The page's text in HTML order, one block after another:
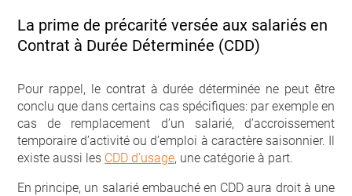
La prime de précarité versée aux salariés en
Contrat à Durée Déterminée (CDD)
Pour rappel, le contrat à durée déterminée ne peut être
conclu que dans certains cas spécifiques: par exemple en
cas de remplacement d’un salarié, d’accroissement
temporaire d’activité ou d’emploi à caractère saisonnier. Il
existe aussi les CDD d’usage, une catégorie à part.
En principe, un salarié embauché en CDD aura droit à une